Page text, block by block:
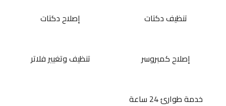
تنظيف دكتات إصلاح دكتات
إصلاح كمبروسر تنظيف وتغيير فلاتر
خدمة طوارئ 24 ساعة